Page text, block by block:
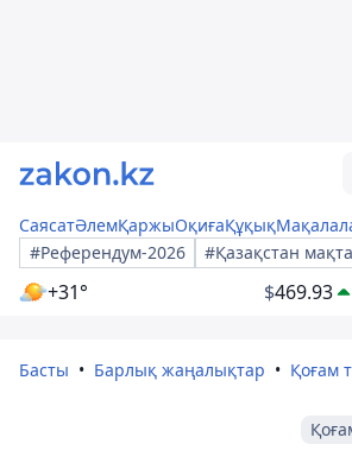
СаясатӘлемҚаржыОқиғаҚұқық
#Референдум-2026
#Қазақстан
+31° $469.93
Басты Барлық жаңалықтар Қоғам